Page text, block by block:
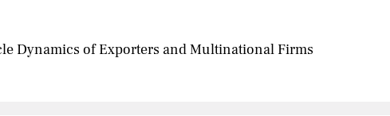
Dynamics of Exporters and Multinational Firms